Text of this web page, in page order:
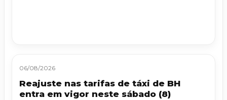
06/08/2026
Reajuste nas tarifas de táxi de BH
entra em vigor neste sábado (8)